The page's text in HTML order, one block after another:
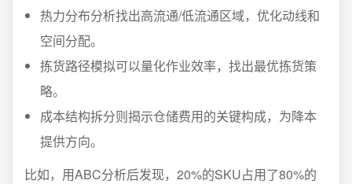
热力分布分析找出高流通/低流通区域，优化动线和
空间分配。
拣货路径模拟可以量化作业效率，找出最优拣货策
略。
成本结构拆分则揭示仓储费用的关键构成，为降本
提供方向。
比如，用ABC分析后发现，20%的SKU占用了80%的